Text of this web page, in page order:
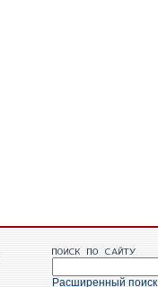
Расширенный поиск